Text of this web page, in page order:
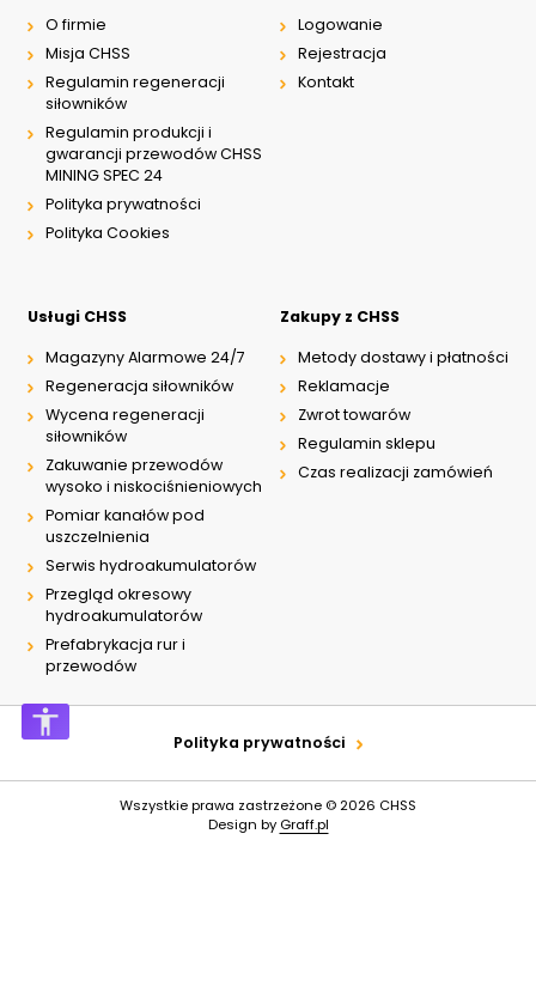
O firmie
Misja CHSS
Regulamin regeneracji
siłowników
Regulamin produkcji i
gwarancji przewodów CHSS
MINING SPEC 24
Polityka prywatności
Polityka Cookies
Logowanie
Rejestracja
Kontakt
Usługi CHSS
Magazyny Alarmowe 24/7
Regeneracja siłowników
Wycena regeneracji
siłowników
Zakuwanie przewodów
wysoko i niskociśnieniowych
Pomiar kanałów pod
uszczelnienia
Serwis hydroakumulatorów
Przegląd okresowy
hydroakumulatorów
Prefabrykacja rur i
przewodów
Zakupy z CHSS
Metody dostawy i płatności
Reklamacje
Zwrot towarów
Regulamin sklepu
Czas realizacji zamówień
Polityka prywatności
Wszystkie prawa zastrzeżone © 2026 CHSS
Design by Graff.pl